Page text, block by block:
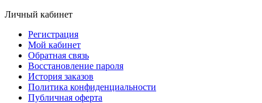
Личный кабинет
Регистрация
Мой кабинет
Обратная связь
Восстановление пароля
История заказов
Политика конфиденциальности
Публичная оферта